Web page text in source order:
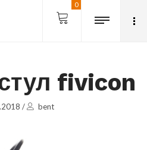
0
fivicon
/ bent